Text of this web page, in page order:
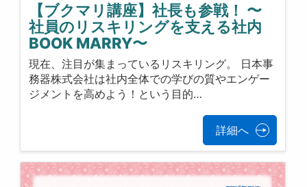
【ブクマリ講座】社長も参戦！ 〜
社員のリスキリングを支える社内
BOOK MARRY〜
現在、注目が集まっているリスキリング。 日本事
務器株式会社は社内全体での学びの質やエンゲー
ジメントを高めよう！という目的…
詳細へ